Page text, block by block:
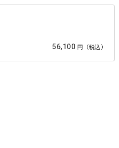
56,100 円（税込）